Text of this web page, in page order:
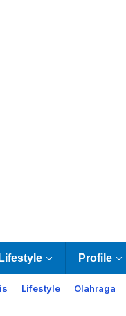
Lifestyle Profile
Lifestyle Olahraga